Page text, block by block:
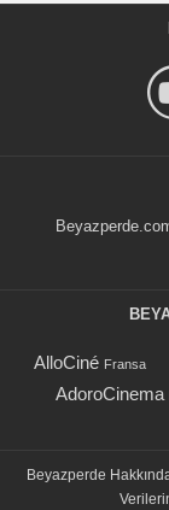
AlloCiné Fransa
AdoroCinema
Beyazperde